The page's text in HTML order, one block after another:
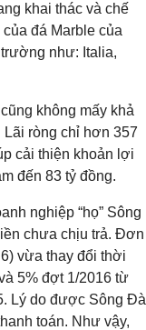
khai thác và chế
đá Marble của
như: Italia,
không mấy khả
Lãi ròng chỉ hơn 357
cải thiện khoản lợi
đến 83 tỷ đồng.
nghiệp “họ” Sông
chưa chịu trả. Đơn
vừa thay đổi thời
5% đợt 1/2016 từ
Lý do được Sông Đà
toán. Như vậy,